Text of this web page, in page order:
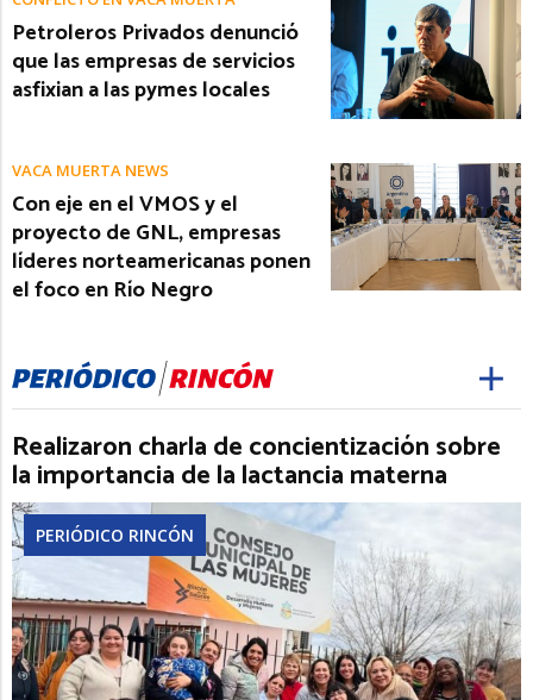
Petroleros Privados denunció
que las empresas de servicios
asfixian a las pymes locales
VACA MUERTA NEWS
Con eje en el VMOS y el
proyecto de GNL, empresas
líderes norteamericanas ponen
el foco en Río Negro
Realizaron charla de concientización sobre
la importancia de la lactancia materna
PERIÓDICO RINCÓN